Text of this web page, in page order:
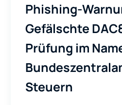
Phishing-
Gefälschte
Prüfung im
Steuern